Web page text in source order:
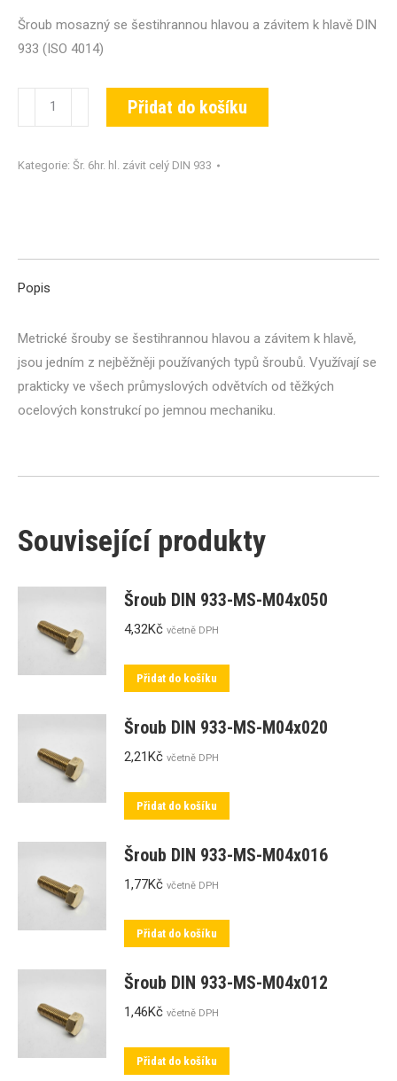
Šroub mosazný se šestihrannou hlavou a závitem k hlavě DIN
933 (ISO 4014)
MS-
Přidat do košíku
Kategorie: Šr. 6hr. hl. závit celý DIN 933
Popis
Metrické šrouby se šestihrannou hlavou a závitem k hlavě,
jsou jedním z nejběžněji používaných typů šroubů. Využívají se
prakticky ve všech průmyslových odvětvích od těžkých
ocelových konstrukcí po jemnou mechaniku.
Související produkty
Šroub DIN 933-MS-M04x050
4,32Kč včetně DPH
Přidat do košíku
Šroub DIN 933-MS-M04x020
2,21Kč včetně DPH
Přidat do košíku
Šroub DIN 933-MS-M04x016
1,77Kč včetně DPH
Přidat do košíku
Šroub DIN 933-MS-M04x012
1,46Kč včetně DPH
Přidat do košíku